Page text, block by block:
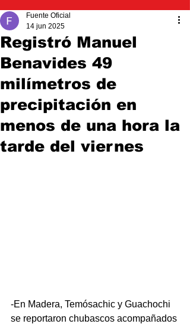
Registró Manuel
Benavides 49
milímetros de
precipitación en
menos de una hora la
tarde del viernes
Fuente Oficial
14 jun 2025
-En Madera, Temósachic y Guachochi
se reportaron chubascos acompañados